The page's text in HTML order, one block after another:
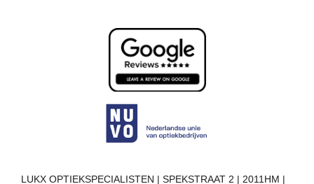
LUKX OPTIEKSPECIALISTEN | SPEKSTRAAT 2 | 2011HM |